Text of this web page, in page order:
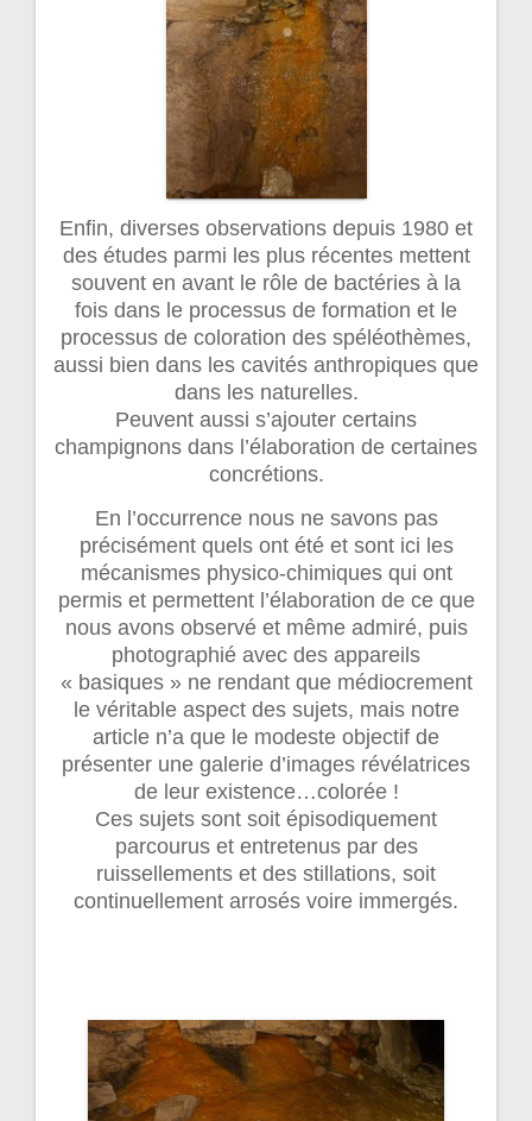
Enfin, diverses observations depuis 1980 et
des études parmi les plus récentes mettent
souvent en avant le rôle de bactéries à la
fois dans le processus de formation et le
processus de coloration des spéléothèmes,
aussi bien dans les cavités anthropiques que
dans les naturelles.
Peuvent aussi s’ajouter certains
champignons dans l’élaboration de certaines
concrétions.
En l’occurrence nous ne savons pas
précisément quels ont été et sont ici les
mécanismes physico-chimiques qui ont
permis et permettent l’élaboration de ce que
nous avons observé et même admiré, puis
photographié avec des appareils
« basiques » ne rendant que médiocrement
le véritable aspect des sujets, mais notre
article n’a que le modeste objectif de
présenter une galerie d’images révélatrices
de leur existence…colorée !
Ces sujets sont soit épisodiquement
parcourus et entretenus par des
ruissellements et des stillations, soit
continuellement arrosés voire immergés.